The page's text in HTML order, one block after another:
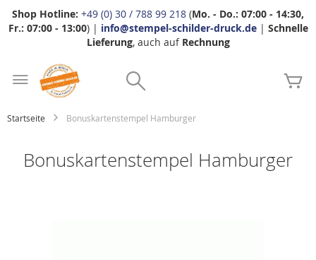
Shop Hotline: +49 (0) 30 / 788 99 218 (Mo. - Do.: 07:00 - 14:30,
Fr.: 07:00 - 13:00) | info@stempel-schilder-druck.de| Schnelle
Lieferung, auch auf Rechnung
Startseite Bonuskartenstempel Hamburger
Bonuskartenstempel Hamburger